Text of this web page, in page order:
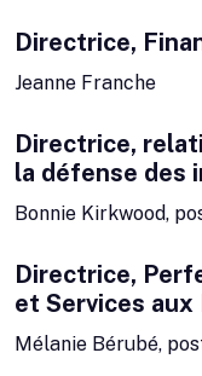
Directrice,
Jeanne Franche
Directrice,
la défense des
Bonnie Kirkwood,
Directrice,
et Services aux
Mélanie Bérubé,